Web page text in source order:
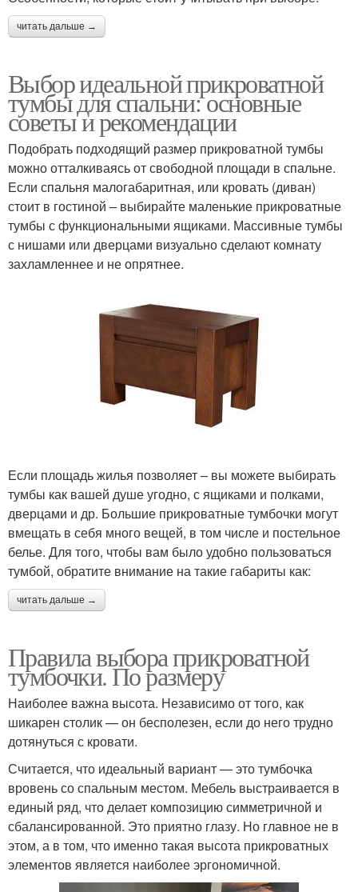
читать дальше →
Выбор идеальной прикроватной
тумбы для спальни: основные
советы и рекомендации
Подобрать подходящий размер прикроватной тумбы
можно отталкиваясь от свободной площади в спальне.
Если спальня малогабаритная, или кровать (диван)
стоит в гостиной – выбирайте маленькие прикроватные
тумбы с функциональными ящиками. Массивные тумбы
с нишами или дверцами визуально сделают комнату
захламленнее и не опрятнее.
Если площадь жилья позволяет – вы можете выбирать
тумбы как вашей душе угодно, с ящиками и полками,
дверцами и др. Большие прикроватные тумбочки могут
вмещать в себя много вещей, в том числе и постельное
белье. Для того, чтобы вам было удобно пользоваться
тумбой, обратите внимание на такие габариты как:
читать дальше →
Правила выбора прикроватной
тумбочки. По размеру
Наиболее важна высота. Независимо от того, как
шикарен столик — он бесполезен, если до него трудно
дотянуться с кровати.
Считается, что идеальный вариант — это тумбочка
вровень со спальным местом. Мебель выстраивается в
единый ряд, что делает композицию симметричной и
сбалансированной. Это приятно глазу. Но главное не в
этом, а в том, что именно такая высота прикроватных
элементов является наиболее эргономичной.